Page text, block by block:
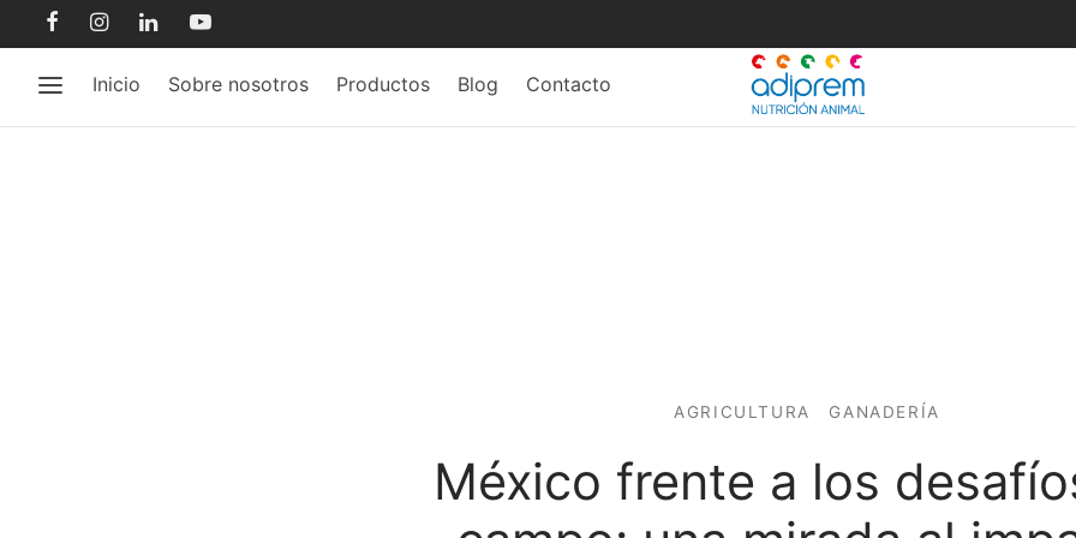
Inicio Sobre nosotros Productos Blog Contacto
AGRICULTURA GANADERÍA
México frente a los